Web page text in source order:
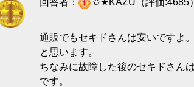
回答者： ✩★KAZU（評価:4685）
通販でもセキドさんは安いですよ
と思います。
ちなみに故障した後のセキドさん
です。